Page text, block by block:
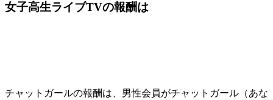
女子高生ライブTVの報酬は
チャットガールの報酬は、男性会員がチャットガール（あな